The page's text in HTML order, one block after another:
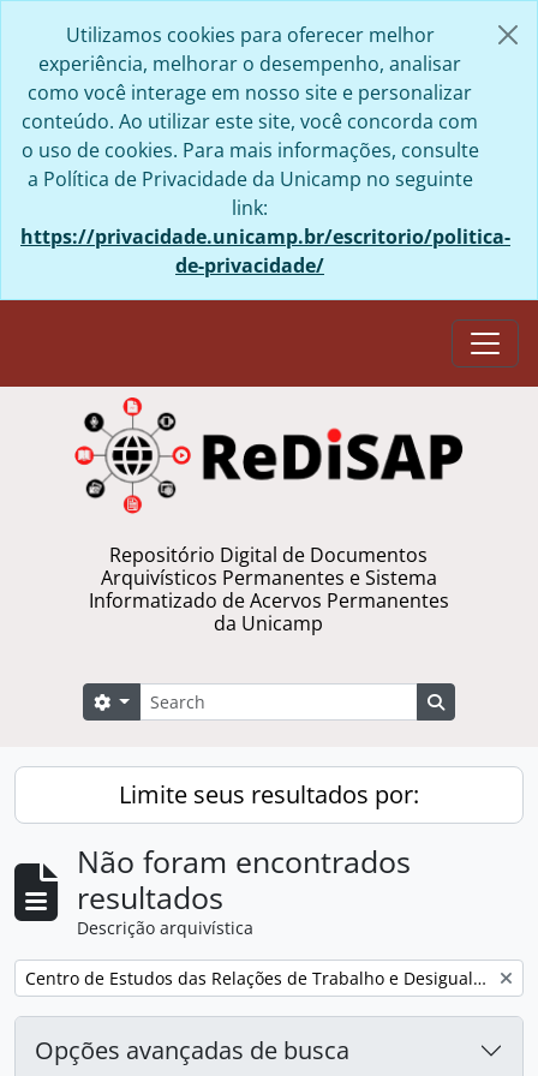
Utilizamos cookies para oferecer melhor
experiência, melhorar o desempenho, analisar
como você interage em nosso site e personalizar
conteúdo. Ao utilizar este site, você concorda com
o uso de cookies. Para mais informações, consulte
a Política de Privacidade da Unicamp no seguinte
link:
https://privacidade.unicamp.br/escritorio/politica-
de-privacidade/
Repositório Digital de Documentos
Arquivísticos Permanentes e Sistema
Informatizado de Acervos Permanentes
da Unicamp
Buscar
Opções de busca
Limite seus resultados por:
Não foram encontrados
resultados
Descrição arquivística
Remover filtro: Centro de Estudos das Relações de Trabalho e Desigualdades
Opções avançadas de busca